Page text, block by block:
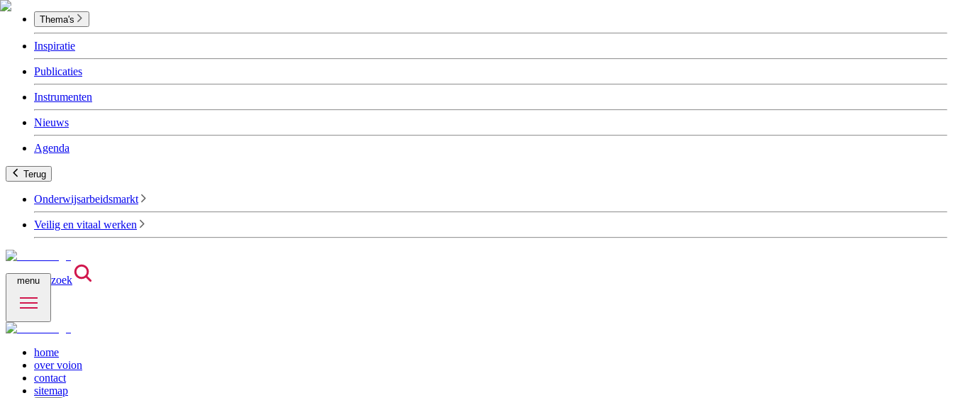
Thema's
Inspiratie
Publicaties
Instrumenten
Nieuws
Agenda
Terug
Onderwijsarbeidsmarkt
Veilig en vitaal werken
menu zoek
home
over voion
contact
sitemap